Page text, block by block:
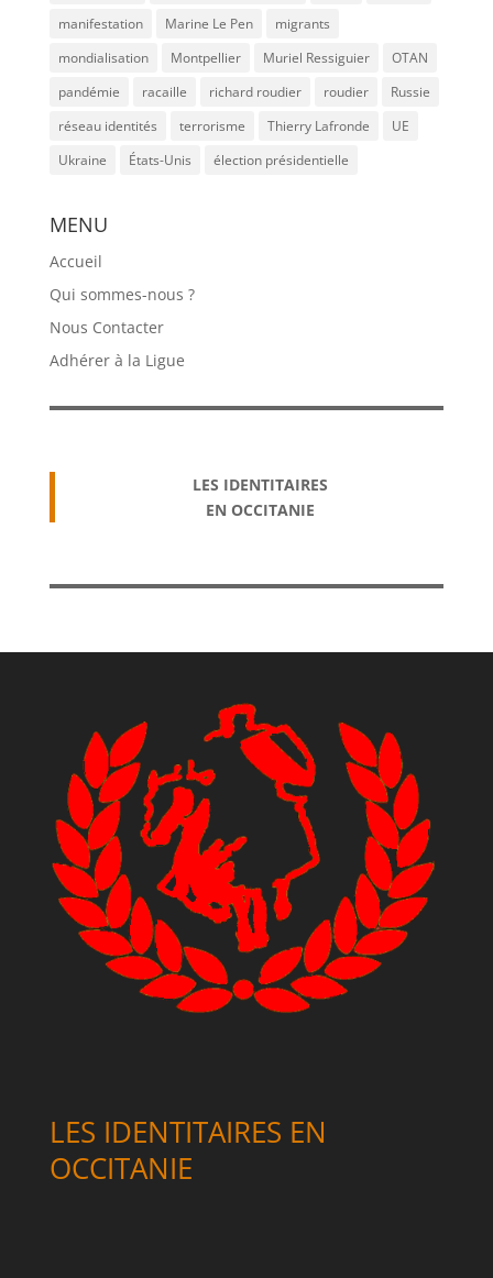
manifestation
Marine Le Pen
migrants
mondialisation
Montpellier Muriel Ressiguier
OTAN
pandémie
racaille richard roudier roudier
Russie
réseau identités
terrorisme Thierry Lafronde
UE
Ukraine
États-Unis élection présidentielle
MENU
Accueil
Qui sommes-nous ?
Nous Contacter
Adhérer à la Ligue
LES IDENTITAIRES
EN OCCITANIE
LES IDENTITAIRES EN
OCCITANIE